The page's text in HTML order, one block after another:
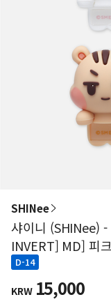
SHINee
샤이니 (SHINee)
INVERT] MD] 피
D-14
KRW 15,000